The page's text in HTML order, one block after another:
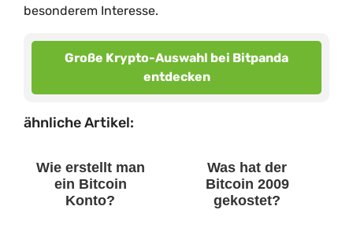
besonderem Interesse.
Große Krypto-Auswahl bei Bitpanda
entdecken
ähnliche Artikel:
Wie erstellt man
ein Bitcoin
Konto?
Was hat der
Bitcoin 2009
gekostet?